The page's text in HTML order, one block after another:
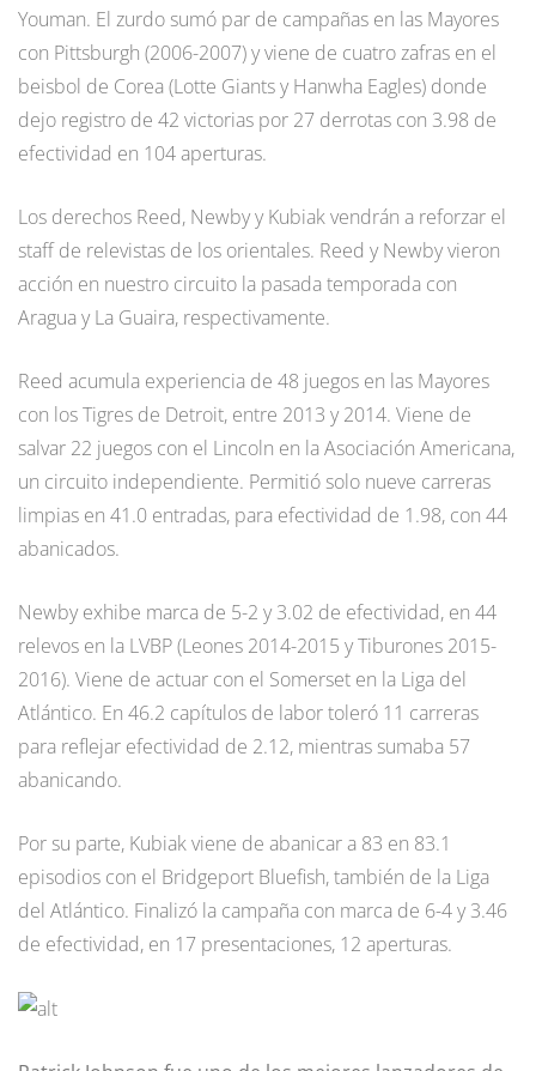
Youman. El zurdo sumó par de campañas en las Mayores
con Pittsburgh (2006-2007) y viene de cuatro zafras en el
beisbol de Corea (Lotte Giants y Hanwha Eagles) donde
dejo registro de 42 victorias por 27 derrotas con 3.98 de
efectividad en 104 aperturas.
Los derechos Reed, Newby y Kubiak vendrán a reforzar el
staff de relevistas de los orientales. Reed y Newby vieron
acción en nuestro circuito la pasada temporada con
Aragua y La Guaira, respectivamente.
Reed acumula experiencia de 48 juegos en las Mayores
con los Tigres de Detroit, entre 2013 y 2014. Viene de
salvar 22 juegos con el Lincoln en la Asociación Americana,
un circuito independiente. Permitió solo nueve carreras
limpias en 41.0 entradas, para efectividad de 1.98, con 44
abanicados.
Newby exhibe marca de 5-2 y 3.02 de efectividad, en 44
relevos en la LVBP (Leones 2014-2015 y Tiburones 2015-
2016). Viene de actuar con el Somerset en la Liga del
Atlántico. En 46.2 capítulos de labor toleró 11 carreras
para reflejar efectividad de 2.12, mientras sumaba 57
abanicando.
Por su parte, Kubiak viene de abanicar a 83 en 83.1
episodios con el Bridgeport Bluefish, también de la Liga
del Atlántico. Finalizó la campaña con marca de 6-4 y 3.46
de efectividad, en 17 presentaciones, 12 aperturas.